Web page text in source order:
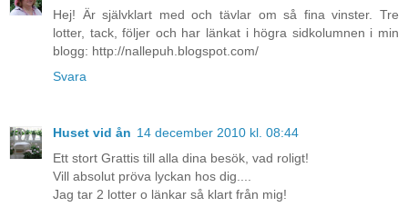
Hej! Är självklart med och tävlar om så fina vinster. Tre
lotter, tack, följer och har länkat i högra sidkolumnen i min
blogg: http://nallepuh.blogspot.com/
Svara
Huset vid ån 14 december 2010 kl. 08:44
Ett stort Grattis till alla dina besök, vad roligt!
Vill absolut pröva lyckan hos dig....
Jag tar 2 lotter o länkar så klart från mig!